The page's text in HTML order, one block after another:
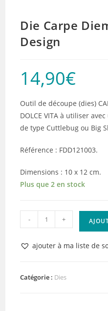
Die Carpe
Design
14,90€
Outil de découpe (dies)
DOLCE VITA à utiliser
de type Cuttlebug ou Big
Référence : FDD121003.
Dimensions : 10 x 12 cm.
Plus que 2 en stock
quantité
de
Die
Carpe
Florilèges
- +
ajouter à ma liste de
Catégorie : Dies